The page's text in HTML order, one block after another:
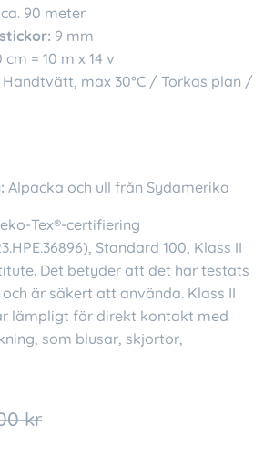
90 meter
9 mm
cm = 10 m x 14 v
Handtvätt, max 30°C / Torkas plan /
Alpacka och ull från Sydamerika
Tex®-certifiering
Standard 100, Klass II
Det betyder att det har testats
är säkert att använda. Klass II
lämpligt för direkt kontakt med
som blusar, skjortor,
kr